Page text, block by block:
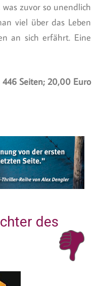
zuvor so unendlich
viel über das Leben
an sich erfährt. Eine
446 Seiten; 20,00 Euro
des